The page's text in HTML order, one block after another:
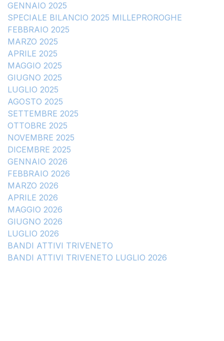
GENNAIO 2025
SPECIALE BILANCIO 2025 MILLEPROROGHE
FEBBRAIO 2025
MARZO 2025
APRILE 2025
MAGGIO 2025
GIUGNO 2025
LUGLIO 2025
AGOSTO 2025
SETTEMBRE 2025
OTTOBRE 2025
NOVEMBRE 2025
DICEMBRE 2025
GENNAIO 2026
FEBBRAIO 2026
MARZO 2026
APRILE 2026
MAGGIO 2026
GIUGNO 2026
LUGLIO 2026
BANDI ATTIVI TRIVENETO
BANDI ATTIVI TRIVENETO LUGLIO 2026